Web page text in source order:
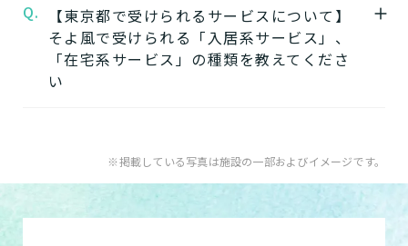
電話：0120-384-233
お問い合わせフォームはこちら
学を申し込む
★そのほかこの介護施設について…相談した
お問い合わせフォームはこちら
そよ風では下記のタイプの入居系施設をご用
意しています。それぞれの施設の特徴、ご利
用者様の目的、要介護度に合わせてご利用い
ただけます。
健康型有料老人ホーム※2024年6月現在、
健康型有料老人ホームは交欒 湘南佐島のみと
なります
Q.
【東京都で受けられるサービスについて】
そよ風で受けられる「入居系サービス」、
「在宅系サービス」の種類を教えてくださ
い
入居系サービス ：ホームに入居したい方向け
の施設一覧は以下です。
※掲載している写真は施設の一部およびイメージです。